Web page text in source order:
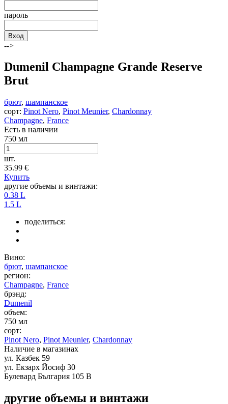
пароль
Вход
-->
Dumenil Champagne Grande Reserve
Brut
брют, шампанское
сорт: Pinot Nero, Pinot Meunier, Chardonnay
Champagne, France
Есть в наличии
750 мл
шт.
35.99 €
Купить
другие объемы и винтажи:
0.38 L
1.5 L
поделиться:
Вино:
брют, шампанское
регион:
Champagne, France
брэнд:
Dumenil
объем:
750 мл
сорт:
Pinot Nero, Pinot Meunier, Chardonnay
Наличие в магазинах
ул. Казбек 59
ул. Екзарх Йосиф 30
Булевард България 105 В
другие объемы и винтажи